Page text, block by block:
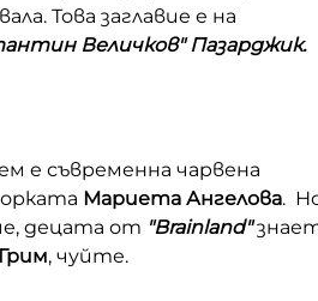
Това заглавие е на
Величков" Пазарджик.
е съвременна чарвена
Мариета Ангелова.
децата от "Brainland"
, чуйте.